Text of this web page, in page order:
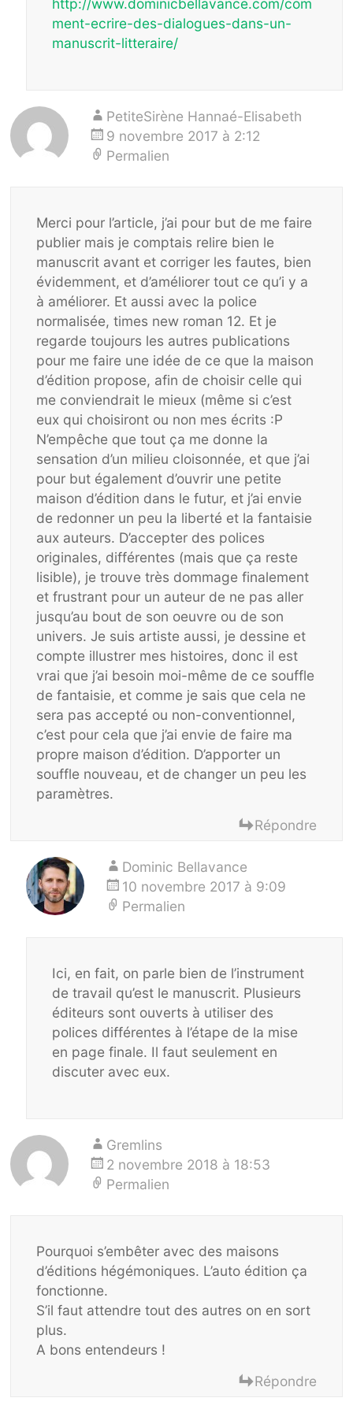
http://www.dominicbellavance.com/com
ment-ecrire-des-dialogues-dans-un-
manuscrit-litteraire/
PetiteSirène Hannaé-Elisabeth
9 novembre 2017 à 2:12
Permalien
Merci pour l’article, j’ai pour but de me faire
publier mais je comptais relire bien le
manuscrit avant et corriger les fautes, bien
évidemment, et d’améliorer tout ce qu’i y a
à améliorer. Et aussi avec la police
normalisée, times new roman 12. Et je
regarde toujours les autres publications
pour me faire une idée de ce que la maison
d’édition propose, afin de choisir celle qui
me conviendrait le mieux (même si c’est
eux qui choisiront ou non mes écrits :P
N’empêche que tout ça me donne la
sensation d’un milieu cloisonnée, et que j’ai
pour but également d’ouvrir une petite
maison d’édition dans le futur, et j’ai envie
de redonner un peu la liberté et la fantaisie
aux auteurs. D’accepter des polices
originales, différentes (mais que ça reste
lisible), je trouve très dommage finalement
et frustrant pour un auteur de ne pas aller
jusqu’au bout de son oeuvre ou de son
univers. Je suis artiste aussi, je dessine et
compte illustrer mes histoires, donc il est
vrai que j’ai besoin moi-même de ce souffle
de fantaisie, et comme je sais que cela ne
sera pas accepté ou non-conventionnel,
c’est pour cela que j’ai envie de faire ma
propre maison d’édition. D’apporter un
souffle nouveau, et de changer un peu les
paramètres.
Répondre
Dominic Bellavance
10 novembre 2017 à 9:09
Permalien
Ici, en fait, on parle bien de l’instrument
de travail qu’est le manuscrit. Plusieurs
éditeurs sont ouverts à utiliser des
polices différentes à l’étape de la mise
en page finale. Il faut seulement en
discuter avec eux.
Gremlins
2 novembre 2018 à 18:53
Permalien
Pourquoi s’embêter avec des maisons
d’éditions hégémoniques. L’auto édition ça
fonctionne.
S’il faut attendre tout des autres on en sort
plus.
A bons entendeurs !
Répondre